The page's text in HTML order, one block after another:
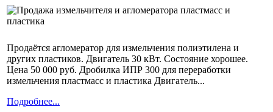
Продаётся агломератор для измельчения полиэтилена и
других пластиков. Двигатель 30 кВт. Состояние хорошее.
Цена 50 000 руб. Дробилка ИПР 300 для переработки
измельчения пластмасс и пластика Двигатель...
Подробнее...